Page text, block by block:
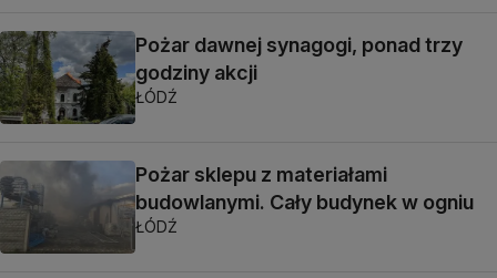
Pożar dawnej synagogi, ponad trzy
godziny akcji
ŁÓDŹ
Pożar sklepu z materiałami
budowlanymi. Cały budynek w ogniu
ŁÓDŹ